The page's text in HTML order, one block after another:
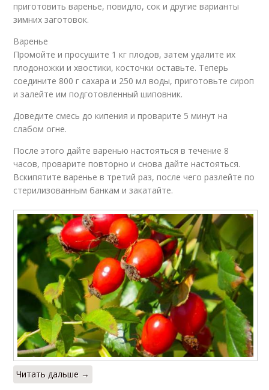
приготовить варенье, повидло, сок и другие варианты
зимних заготовок.
Варенье
Промойте и просушите 1 кг плодов, затем удалите их
плодоножки и хвостики, косточки оставьте. Теперь
соедините 800 г сахара и 250 мл воды, приготовьте сироп
и залейте им подготовленный шиповник.
Доведите смесь до кипения и проварите 5 минут на
слабом огне.
После этого дайте варенью настояться в течение 8
часов, проварите повторно и снова дайте настояться.
Вскипятите варенье в третий раз, после чего разлейте по
стерилизованным банкам и закатайте.
Читать дальше →